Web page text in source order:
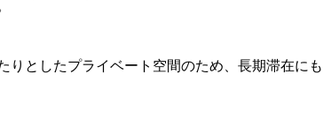
としたプライベート空間のため、長期滞在にも